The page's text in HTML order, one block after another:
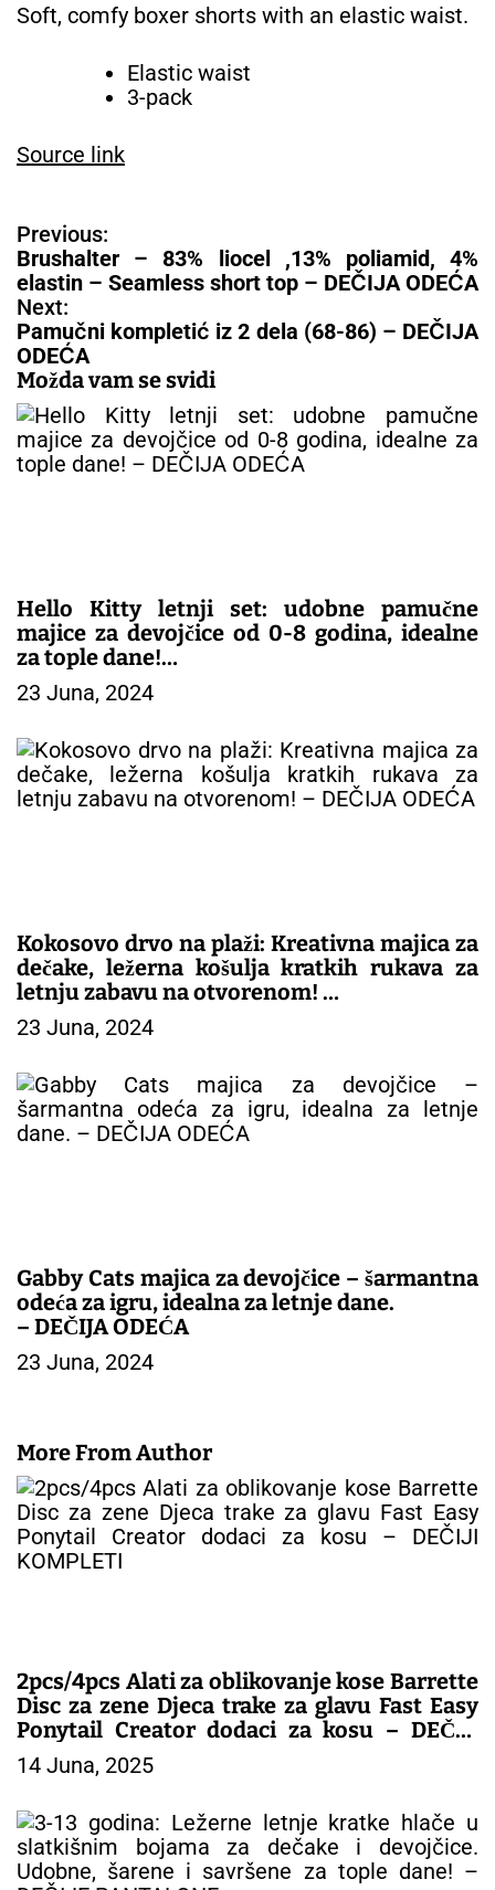
Soft, comfy boxer shorts with an elastic waist.
Elastic waist
3-pack
Source link
N
a
v
i
g
a
c
i
j
a
č
k
a
Previous:
Brushalter – 83% liocel ,13% poliamid, 4%
elastin – Seamless short top – DEČIJA ODEĆA
Next:
Pamučni kompletić iz 2 dela (68-86) – DEČIJA
ODEĆA
Možda vam se svidi
Hello Kitty letnji set: udobne pamučne
majice za devojčice od 0-8 godina, idealne
za tople dane!
– DEČIJA ODEĆA
23 Juna, 2024
Kokosovo drvo na plaži: Kreativna majica za
dečake, ležerna košulja kratkih rukava za
letnju zabavu na otvorenom!
– DEČIJA ODEĆA
23 Juna, 2024
Gabby Cats majica za devojčice – šarmantna
odeća za igru, idealna za letnje dane.
– DEČIJA ODEĆA
23 Juna, 2024
More From Author
2pcs/4pcs Alati za oblikovanje kose Barrette
Disc za zene Djeca trake za glavu Fast Easy
Ponytail Creator dodaci za kosu – DEČIJI
KOMPLETI
14 Juna, 2025